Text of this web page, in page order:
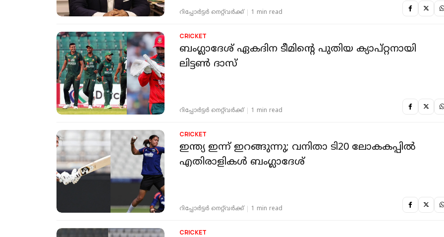
റിപ്പോർട്ടർ നെറ്റ്‌വര്‍ക്ക്‌ 1 min read
CRICKET
ബംഗ്ലാദേശ് ഏകദിന ടീമിന്റെ പുതിയ ക്യാപ്റ്റനായി
ലിട്ടണ്‍ ദാസ്
റിപ്പോർട്ടർ നെറ്റ്‌വര്‍ക്ക്‌ 1 min read
CRICKET
ഇന്ത്യ ഇന്ന് ഇറങ്ങുന്നു; വനിതാ ടി20 ലോകകപ്പിൽ
എതിരാളികൾ ബംഗ്ലാദേശ്
റിപ്പോർട്ടർ നെറ്റ്‌വര്‍ക്ക്‌ 1 min read
CRICKET